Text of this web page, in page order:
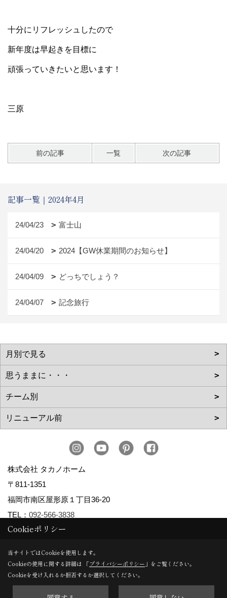
十分にリフレッシュしたので
新年度は早起きを目標に
頑張っていきたいと思います！
三原
前の記事 一覧 次の記事
記事一覧｜2024年4月
24/04/23 富士山
24/04/20 2024【GW休業期間のお知らせ】
24/04/09 どっちでしょう？
24/04/07 記念旅行
株式会社 タカノホーム
〒811-1351
福岡市南区屋形原１丁目36-20
TEL： 092-566-3838
FAX：092-566-5700
＜定休日＞毎週水曜日、第2・第4火曜日、年末年始、お盆、
ゴールデンウィーク、夏季休暇
Cookieポリシー
当サイトではCookieを使用します。
Cookieの使用に関する詳細は 「プライバシーポリシー 」をご覧ください。
Cookieを受け入れるか拒否するか選択してください。